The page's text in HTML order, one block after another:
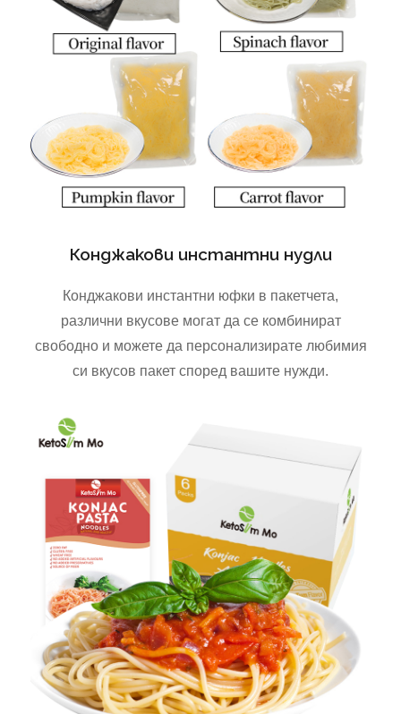
Конджакови инстантни нудли
Конджакови инстантни юфки в пакетчета,
различни вкусове могат да се комбинират
свободно и можете да персонализирате любимия
си вкусов пакет според вашите нужди.